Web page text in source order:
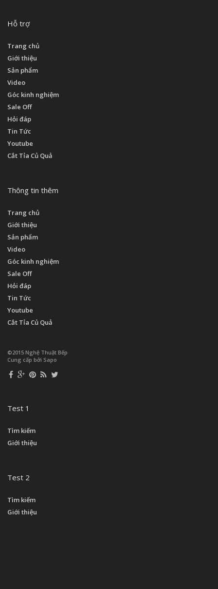
Hỗ trợ
Trang chủ
Giới thiệu
Sản phẩm
Video
Góc kinh nghiệm
Sale Off
Hỏi đáp
Tin Tức
Youtube
Cắt Tỉa Củ Quả
Thông tin thêm
Trang chủ
Giới thiệu
Sản phẩm
Video
Góc kinh nghiệm
Sale Off
Hỏi đáp
Tin Tức
Youtube
Cắt Tỉa Củ Quả
©2015 Nghệ Thuật Bếp
Cung cấp bởi Sapo
Test 1
Tìm kiếm
Giới thiệu
Test 2
Tìm kiếm
Giới thiệu